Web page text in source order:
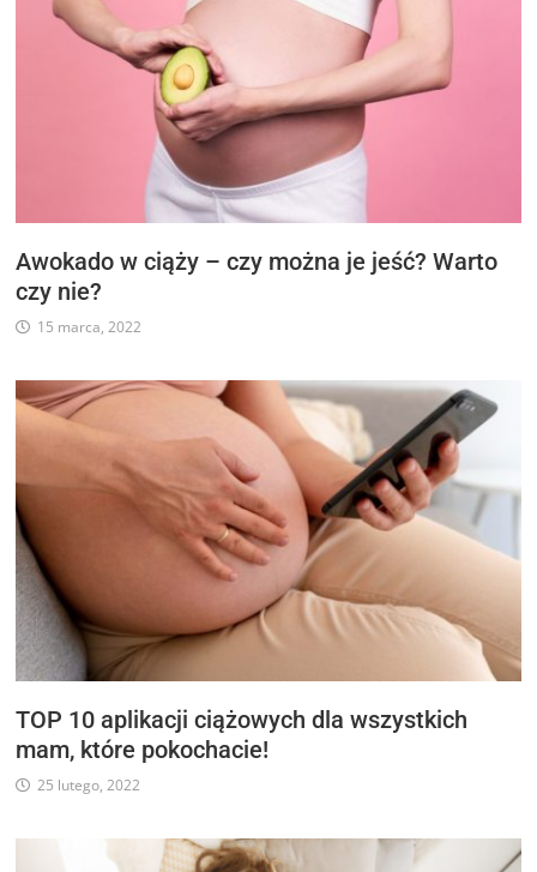
Awokado w ciąży – czy można je jeść? Warto
czy nie?
15 marca, 2022
TOP 10 aplikacji ciążowych dla wszystkich
mam, które pokochacie!
25 lutego, 2022